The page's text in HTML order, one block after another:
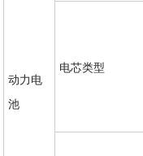
动力电
池
电芯类型